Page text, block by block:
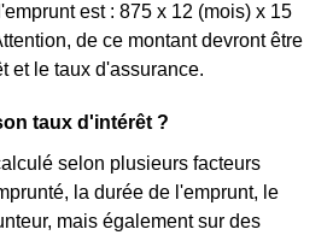
est : 875 x 12 (mois) x 15
de ce montant devront être
et le taux d'assurance.
taux d'intérêt ?
selon plusieurs facteurs
la durée de l'emprunt, le
mais également sur des